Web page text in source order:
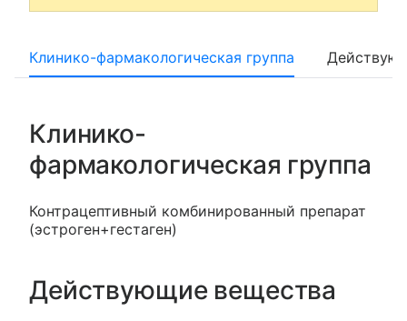
Клинико-фармакологическая группа
Клинико-
фармакологическая группа
Контрацептивный комбинированный препарат
(эстроген+гестаген)
Действующие вещества